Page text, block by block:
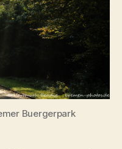
Buergerpark